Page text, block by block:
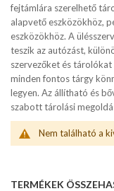
fejtámlára szerelhető
alapvető eszközökhöz,
eszközökhöz. A
teszik az autózást,
szervezőket és
minden fontos tárgy
legyen. Az állítható és
szabott tárolási
Nem található a
TERMÉKEK